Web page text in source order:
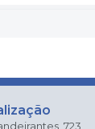
723